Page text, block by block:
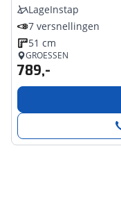
LageInstap
7 versnellingen
51 cm
GROESSEN
789,-